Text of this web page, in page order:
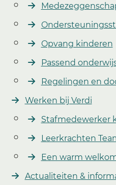
Opvang kinderen
Passend
Regelingen en
Werken bij Verdi
Stafmedewerker
Leerkrachten
Een warm
Actualiteiten &